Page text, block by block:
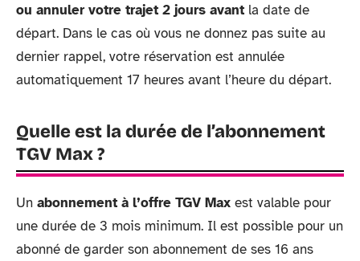
ou annuler votre trajet 2 jours avant la date de
départ. Dans le cas où vous ne donnez pas suite au
dernier rappel, votre réservation est annulée
automatiquement 17 heures avant l’heure du départ.
Quelle est la durée de l’abonnement
TGV Max ?
Un abonnement à l’offre TGV Max est valable pour
une durée de 3 mois minimum. Il est possible pour un
abonné de garder son abonnement de ses 16 ans